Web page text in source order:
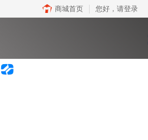
商城首页 您好， 请登录
Studio One